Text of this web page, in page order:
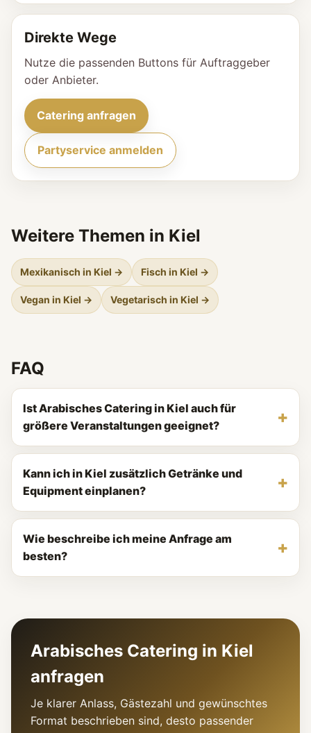
Direkte Wege
Nutze die passenden Buttons für Auftraggeber
oder Anbieter.
Catering anfragen
Partyservice anmelden
Weitere Themen in Kiel
Mexikanisch in Kiel → Fisch in Kiel →
Vegan in Kiel → Vegetarisch in Kiel →
FAQ
Ist Arabisches Catering in Kiel auch für
größere Veranstaltungen geeignet?
Kann ich in Kiel zusätzlich Getränke und
Equipment einplanen?
Wie beschreibe ich meine Anfrage am
besten?
Arabisches Catering in Kiel
anfragen
Je klarer Anlass, Gästezahl und gewünschtes
Format beschrieben sind, desto passender